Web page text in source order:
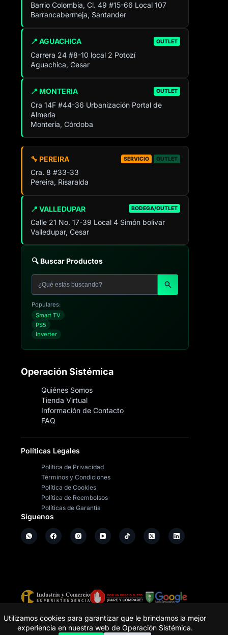
Utilizamos cookies para garantizar que le brindamos la mejor
experiencia en nuestra web de Operación Sistémica.
Barrio Colombia, Cl. 49 #15-66 Local 107
Barrancabermeja, Santander
📍 AGUACHICA OUTLET
Carrera 24 #8-10 local 2 Potozí
Aguachica, Cesar
📍 MONTERIA OUTLET
Cra 14F #44-36 Urbanización Portal de
Almeria
Montería, Córdoba
📍 VALLEDUPAR BODEGA/OUTLET
Calle 21 No. 17-39 Local 4 Simón bolivar
Valledupar, Cesar
🔧 PEREIRA SERVICIO OUTLET
Cra. 8 #33-33
Pereira, Risaralda
🔍 Buscar Productos
Populares:
Smart TV
PS5
Inverter
Operación Sistémica
Quiénes Somos
Tienda Virtual
Información de Contacto
FAQ
Políticas Legales
Política de Privacidad
Términos y Condiciones
Política de Cookies
Política de Reembolsos
Políticas de Garantía
Síguenos
Copyright © - Operación Sistémica
Tienda de electrodomésticos; repuestos y casa de